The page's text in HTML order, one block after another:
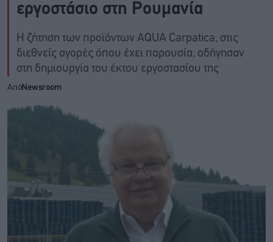
εργοστάσιο στη Ρουμανία
Η ζήτηση των προϊόντων AQUA Carpatica, στις
διεθνείς αγορές όπου έχει παρουσία, οδήγησαν
στη δημιουργία του έκτου εργοστασίου της
ΑπόNewsroom